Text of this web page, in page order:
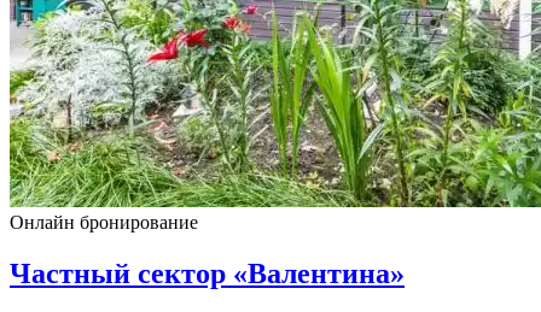
Онлайн бронирование
Частный сектор «Валентина»